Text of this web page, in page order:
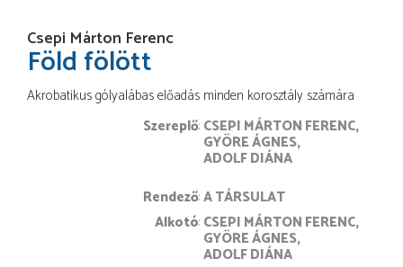
Csepi Márton Ferenc
Föld fölött
Akrobatikus gólyalábas előadás minden korosztály számára
Szereplő CSEPI MÁRTON FERENC
GYÖRE ÁGNES
ADOLF DIÁNA
rendező A TÁRSULAT
alkotó CSEPI MÁRTON FERENC
GYÖRE ÁGNES
ADOLF DIÁNA